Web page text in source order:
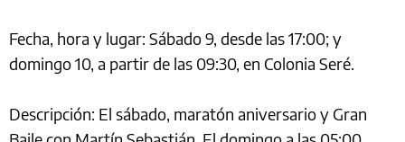
Fecha, hora y lugar: Sábado 9, desde las 17:00; y
domingo 10, a partir de las 09:30, en Colonia Seré.
Descripción: El sábado, maratón aniversario y Gran